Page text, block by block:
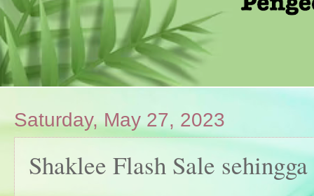
Saturday, May 27, 2023
Shaklee Flash Sale